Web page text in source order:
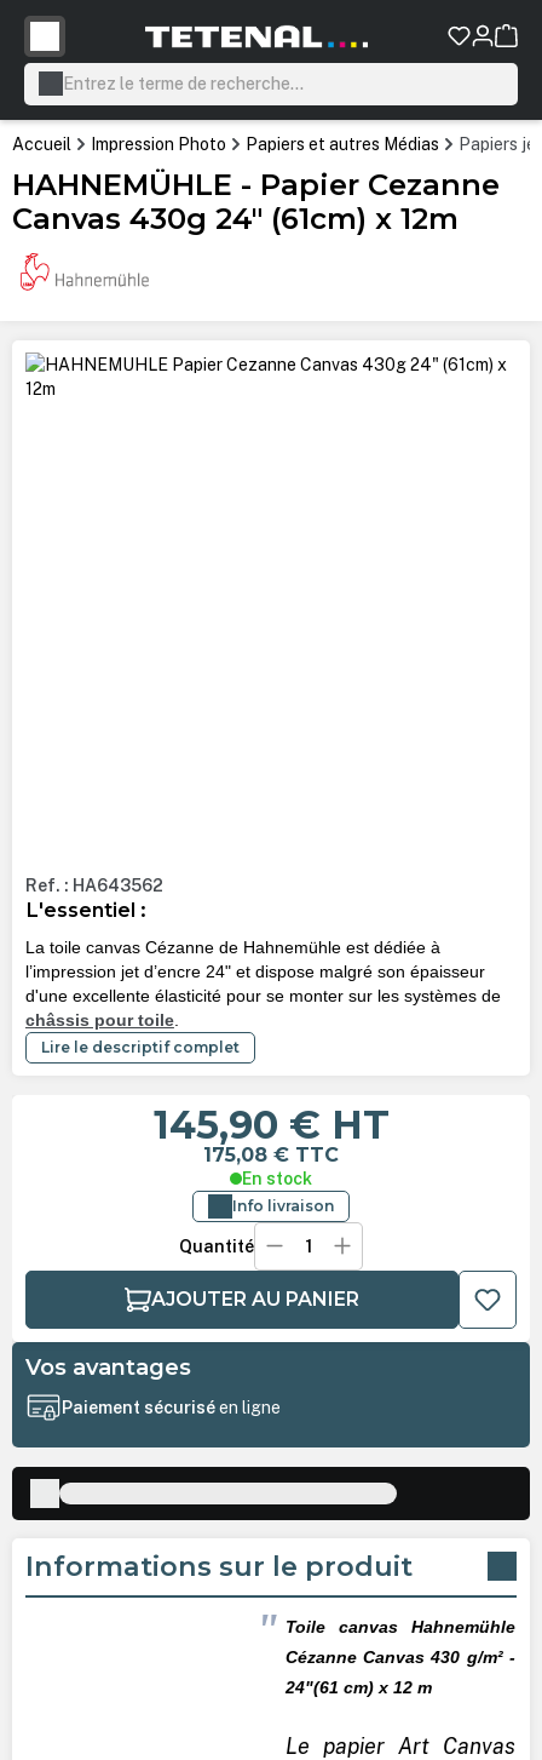
principal
Accueil Impression Photo Papiers et autres Médias Papiers
HAHNEMÜHLE - Papier Cezanne
Canvas 430g 24" (61cm) x 12m
Ignorer la galerie d'images
Ref. : HA643562
L'essentiel :
La toile canvas Cézanne de Hahnemühle est dédiée à
l’impression jet d’encre 24" et dispose malgré son épaisseur
d'une excellente élasticité pour se monter sur les systèmes de
châssis pour toile.
Lire le descriptif complet
145,90 € HT
175,08 € TTC
En stock
Info livraison
Quantité
AJOUTER AU PANIER
Vos avantages
Paiement sécuriséen ligne
Informations sur le produit
Toile canvas Hahnemühle
Cézanne Canvas 430 g/m² -
24"(61 cm) x 12 m
Le papier Art Canvas